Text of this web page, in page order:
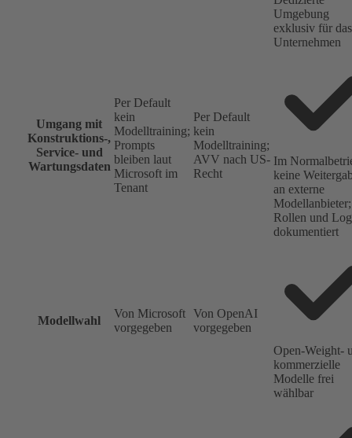
Umgebung
exklusiv für das
Unternehmen
Umgang mit
Konstruktions-,
Service- und
Wartungsdaten
Per Default
kein
Modelltraining;
Prompts
bleiben laut
Microsoft im
Tenant
Per Default
kein
Modelltraining;
AVV nach US-
Recht
Im
keine
an externe
Modellanbieter;
Rollen und
dokumentiert
Modellwahl
Von Microsoft
vorgegeben
Von OpenAI
vorgegeben
Open-Weight-
kommerzielle
Modelle frei
wählbar